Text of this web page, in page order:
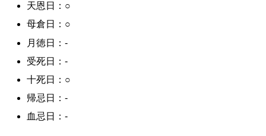
天恩日：○
母倉日：○
月徳日：-
受死日：-
十死日：○
帰忌日：-
血忌日：-